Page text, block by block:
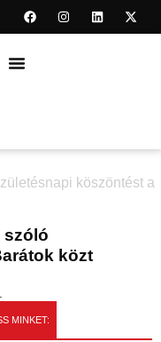
köszöntést a
szóló
közt
MINKET: